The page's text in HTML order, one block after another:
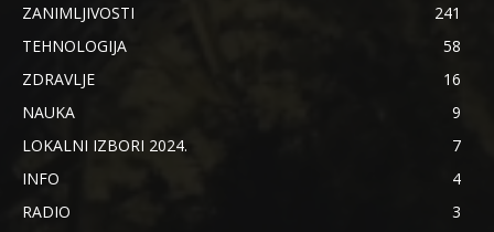
ZANIMLJIVOSTI
241
TEHNOLOGIJA
58
ZDRAVLJE
16
NAUKA
9
LOKALNI IZBORI 2024.
7
INFO
4
RADIO
3